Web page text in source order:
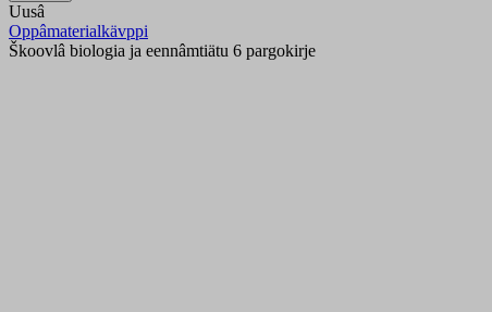
Uusâ
Oppâmaterialkävppi
Škoovlâ biologia ja eennâmtiätu 6 pargokirje